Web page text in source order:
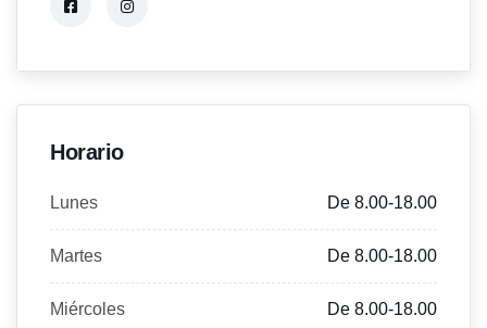
Horario
Lunes De 8.00-18.00
Martes De 8.00-18.00
Miércoles De 8.00-18.00